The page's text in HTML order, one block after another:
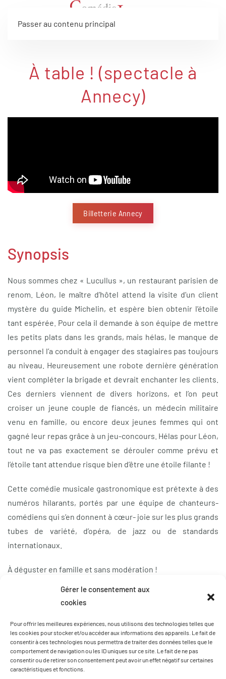
Gérer le consentement aux
cookies
Pour offrir les meilleures expériences, nous utilisons des technologies telles que
les cookies pour stocker et/ou accéder aux informations des appareils. Le fait de
consentir à ces technologies nous permettra de traiter des données telles que le
comportement de navigation ou les ID uniques sur ce site. Le fait de ne pas
consentir ou de retirer son consentement peut avoir un effet négatif sur certaines
caractéristiques et fonctions.
Passer au contenu principal
À table ! (spectacle à
Annecy)
Billetterie Annecy
Synopsis
Nous sommes chez « Lucullus », un restaurant parisien de
renom. Léon, le maître d’hôtel attend la visite d’un client
mystère du guide Michelin, et espère bien obtenir l’étoile
tant espérée. Pour cela il demande à son équipe de mettre
les petits plats dans les grands, mais hélas, le manque de
personnel l’a conduit à engager des stagiaires pas toujours
au niveau. Heureusement une robote dernière génération
vient compléter la brigade et devrait enchanter les clients.
Ces derniers viennent de divers horizons, et l’on peut
croiser un jeune couple de fiancés, un médecin militaire
venu en famille, ou encore deux jeunes femmes qui ont
gagné leur repas grâce à un jeu-concours. Hélas pour Léon,
tout ne va pas exactement se dérouler comme prévu et
l’étoile tant attendue risque bien d’être une étoile filante !
Cette comédie musicale gastronomique est prétexte à des
numéros hilarants, portés par une équipe de chanteurs-
comédiens qui s’en donnent à cœur- joie sur les plus grands
tubes de variété, d’opéra, de jazz ou de standards
internationaux.
À déguster en famille et sans modération !
Pour voir nos spectacles dans votre ville,contactez-nous